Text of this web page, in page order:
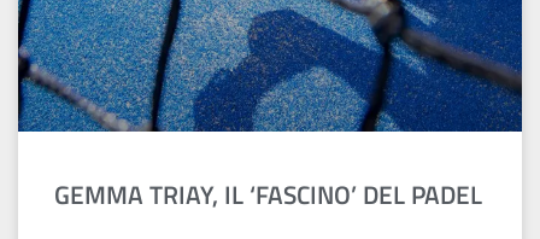
GEMMA TRIAY, IL ‘FASCINO’ DEL PADEL